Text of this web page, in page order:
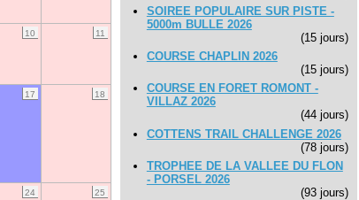
10 11
17 18
24 25
SOIREE POPULAIRE SUR PISTE -
5000m BULLE 2026
(15 jours)
COURSE CHAPLIN 2026
(15 jours)
COURSE EN FORET ROMONT -
VILLAZ 2026
(44 jours)
COTTENS TRAIL CHALLENGE 2026
(78 jours)
TROPHEE DE LA VALLEE DU FLON
- PORSEL 2026
(93 jours)